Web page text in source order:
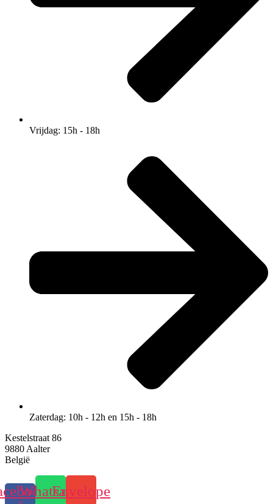
Vrijdag: 15h - 18h
Zaterdag: 10h - 12h en 15h - 18h
Kestelstraat 86
9880 Aalter
België
WhatsappEnvelope